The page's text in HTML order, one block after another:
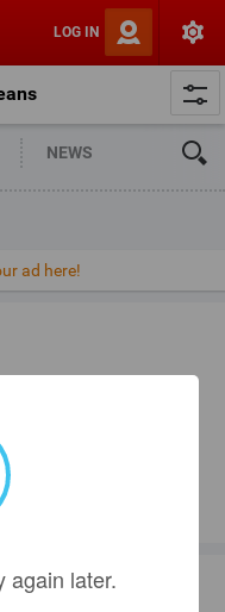
LOG IN
NEWS
ad here!
again later.